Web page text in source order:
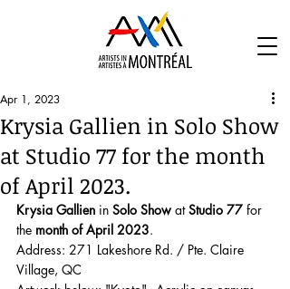
Krysia Gallien in Solo Show
at Studio 77 for the month
of April 2023.
Apr 1, 2023
Krysia Gallien in Solo Show at Studio 77 for
the month of April 2023.
Address: 271 Lakeshore Rd. / Pte. Claire
Village, QC